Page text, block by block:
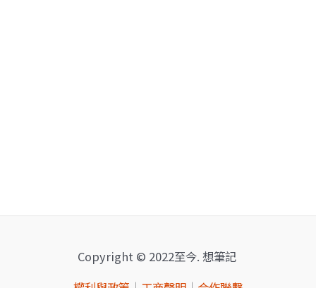
Copyright © 2022至今. 想筆記